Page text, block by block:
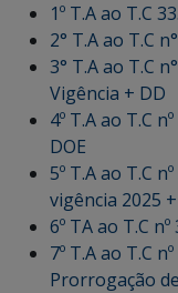
1º T.A ao T.C
2° T.A ao T.C
3° T.A ao T.C
Vigência + DD
4º T.A ao T.C
DOE
5º T.A ao T.C
vigência 2025
6º TA ao T.C
7º T.A ao T.C
Prorrogação